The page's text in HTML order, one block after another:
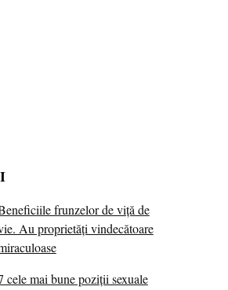
frunzelor de viță de
Au proprietăţi vindecătoare
cele mai bune poziții sexuale